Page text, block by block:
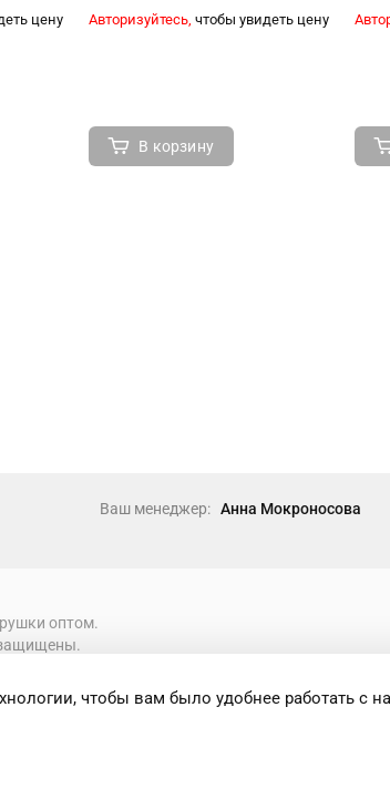
цену Авторизуйтесь, чтобы увидеть цену
В корзину
Ваш менеджер: Анна Мокроносова
оптом.
носит исключительно
чтобы вам было удобнее работать с